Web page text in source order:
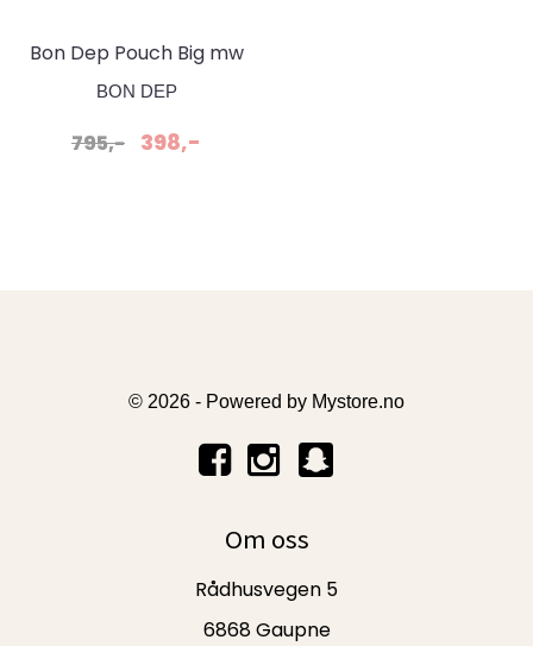
Bon Dep Pouch Big mw
Liberty Katie and Millie
BON DEP
795,- 398,-
© 2026 - Powered by Mystore.no
Om oss
Rådhusvegen 5
6868 Gaupne